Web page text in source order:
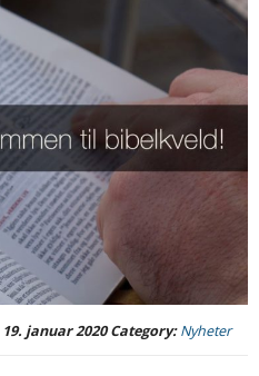
19. januar 2020 Category:Nyheter